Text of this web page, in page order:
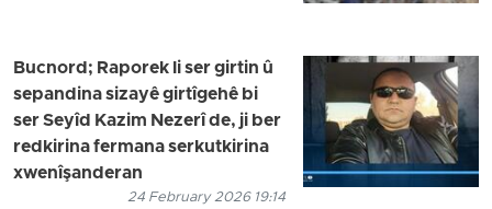
Bucnord; Raporek li ser girtin û
sepandina sizayê girtîgehê bi
ser Seyîd Kazim Nezerî de, ji ber
redkirina fermana serkutkirina
xwenîşanderan
24 February 2026 19:14